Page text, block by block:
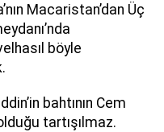
Macaristan’dan Üç
böyle
bahtının Cem
tartışılmaz.